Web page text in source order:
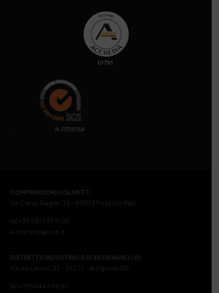
. N. IT17/0158
COMPRENSORIO OLIVETTI
Via Campi Flegrei, 34 – 80078 Pozzuoli (NA)
tel +39 081 597 91 00
e-mail ssip@ssip.it
DISTRETTO INDUSTRIALE DI ARZIGNANO (VI)
Via del Lavoro, 22 – 36077 – Arzignano (VI)
tel +390444 994267